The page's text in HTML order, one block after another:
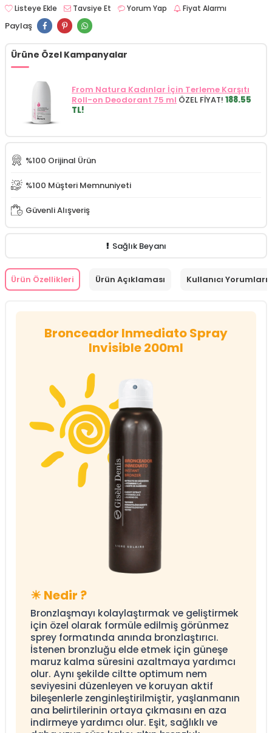
Listeye Ekle Tavsiye Et Yorum Yap Fiyat Alarmı
Paylaş
Ürüne Özel Kampanyalar
From Natura Kadınlar İçin Terleme Karşıtı
Roll-on Deodorant 75 ml ÖZEL FİYAT! 188.55
TL!
%100 Orijinal Ürün
%100 Müşteri Memnuniyeti
Güvenli Alışveriş
Sağlık Beyanı
Ürün Özellikleri Ürün Açıklaması Kullanıcı Yorumları
Bronceador Inmediato Spray
Invisible 200ml
☀ Nedir ?
Bronzlaşmayı kolaylaştırmak ve geliştirmek
için özel olarak formüle edilmiş görünmez
sprey formatında anında bronzlaştırıcı.
İstenen bronzluğu elde etmek için güneşe
maruz kalma süresini azaltmaya yardımcı
olur. Aynı şekilde ciltte optimum nem
seviyesini düzenleyen ve koruyan aktif
bileşenlerle zenginleştirilmiştir, yaşlanmanın
ana belirtilerinin ortaya çıkmasını en aza
indirmeye yardımcı olur. Eşit, sağlıklı ve